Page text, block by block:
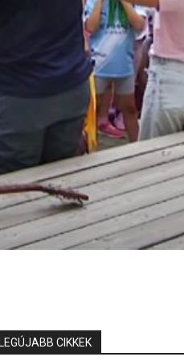
CIKKEK